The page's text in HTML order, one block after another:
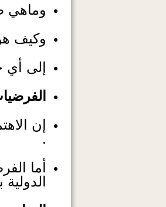
وماهي
وكيف
إلى
إن
.
أما